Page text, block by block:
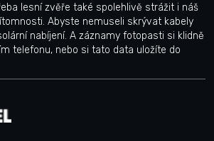
lesní zvěře také spolehlivě strážit i náš
Abyste nemuseli skrývat kabely
nabíjení. A záznamy fotopasti si klidně
telefonu, nebo si tato data uložíte do